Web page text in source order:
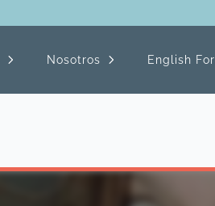
Nosotros English